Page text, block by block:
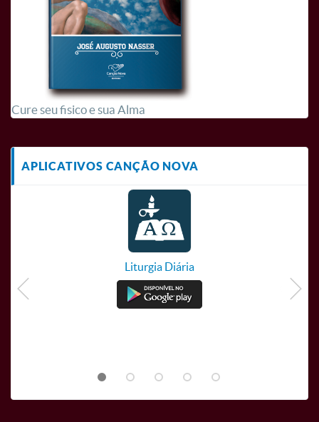
Cure seu fisico e sua Alma
APLICATIVOS CANÇÃO NOVA
Liturgia Diária